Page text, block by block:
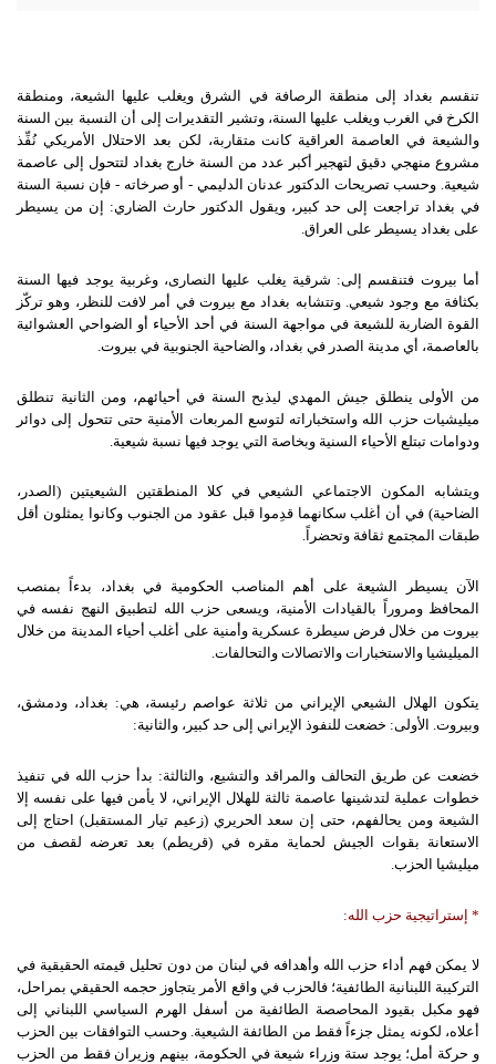
تنقسم بغداد إلى منطقة الرصافة في الشرق ويغلب عليها الشيعة، ومنطقة
الكرخ في الغرب ويغلب عليها السنة، وتشير التقديرات إلى أن النسبة بين السنة
والشيعة في العاصمة العراقية كانت متقاربة، لكن بعد الاحتلال الأمريكي نُفِّذ
مشروع منهجي دقيق لتهجير أكبر عدد من السنة خارج بغداد لتتحول إلى عاصمة
شيعية. وحسب تصريحات الدكتور عدنان الدليمي - أو صرخاته - فإن نسبة السنة
في بغداد تراجعت إلى حد كبير، ويقول الدكتور حارث الضاري: إن من يسيطر
على بغداد يسيطر على العراق.
أما بيروت فتنقسم إلى: شرقية يغلب عليها النصارى، وغربية يوجد فيها السنة
بكثافة مع وجود شيعي. وتتشابه بغداد مع بيروت في أمر لافت للنظر، وهو تركّز
القوة الضاربة للشيعة في مواجهة السنة في أحد الأحياء أو الضواحي العشوائية
بالعاصمة، أي مدينة الصدر في بغداد، والضاحية الجنوبية في بيروت.
من الأولى ينطلق جيش المهدي ليذبح السنة في أحيائهم، ومن الثانية تنطلق
ميليشيات حزب الله واستخباراته لتوسع المربعات الأمنية حتى تتحول إلى دوائر
ودوامات تبتلع الأحياء السنية وبخاصة التي يوجد فيها نسبة شيعية.
ويتشابه المكون الاجتماعي الشيعي في كلا المنطقتين الشيعيتين (الصدر،
الضاحية) في أن أغلب سكانهما قدِموا قبل عقود من الجنوب وكانوا يمثلون أقل
طبقات المجتمع ثقافة وتحضراً.
الآن يسيطر الشيعة على أهم المناصب الحكومية في بغداد، بدءاً بمنصب
المحافظ ومروراً بالقيادات الأمنية، ويسعى حزب الله لتطبيق النهج نفسه في
بيروت من خلال فرض سيطرة عسكرية وأمنية على أغلب أحياء المدينة من خلال
الميليشيا والاستخبارات والاتصالات والتحالفات.
يتكون الهلال الشيعي الإيراني من ثلاثة عواصم رئيسة، هي: بغداد، ودمشق،
وبيروت. الأولى: خضعت للنفوذ الإيراني إلى حد كبير، والثانية:
خضعت عن طريق التحالف والمراقد والتشيع، والثالثة: بدأ حزب الله في تنفيذ
خطوات عملية لتدشينها عاصمة ثالثة للهلال الإيراني، لا يأمن فيها على نفسه إلا
الشيعة ومن يحالفهم، حتى إن سعد الحريري (زعيم تيار المستقبل) احتاج إلى
الاستعانة بقوات الجيش لحماية مقره في (قريطم) بعد تعرضه لقصف من
ميليشيا الحزب.
* إستراتيجية حزب الله:
لا يمكن فهم أداء حزب الله وأهدافه في لبنان من دون تحليل قيمته الحقيقية في
التركيبة اللبنانية الطائفية؛ فالحزب في واقع الأمر يتجاوز حجمه الحقيقي بمراحل،
فهو مكبل بقيود المحاصصة الطائفية من أسفل الهرم السياسي اللبناني إلى
أعلاه، لكونه يمثل جزءاً فقط من الطائفة الشيعية. وحسب التوافقات بين الحزب
و حركة أمل؛ يوجد ستة وزراء شيعة في الحكومة، بينهم وزيران فقط من الحزب